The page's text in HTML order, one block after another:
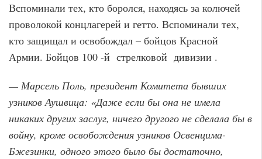
Вспоминали тех, кто боролся, находясь за колючей
проволокой концлагерей и гетто. Вспоминали тех,
кто защищал и освобождал – бойцов Красной
Армии. Бойцов 100 -й стрелковой дивизии .
— Марсель Поль, президент Комитета бывших
узников Аушвица: «Даже если бы она не имела
никаких других заслуг, ничего другого не сделала бы в
войну, кроме освобождения узников Освенцима-
Бжезинки, одного этого было бы достаточно,